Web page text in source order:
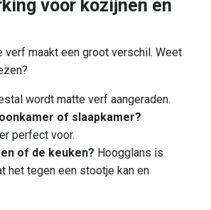
voor kozijnen en
verf maakt een groot verschil. Weet
wordt matte verf aangeraden.
of slaapkamer?
perfect voor.
of de keuken? Hoogglans is
het tegen een stootje kan en